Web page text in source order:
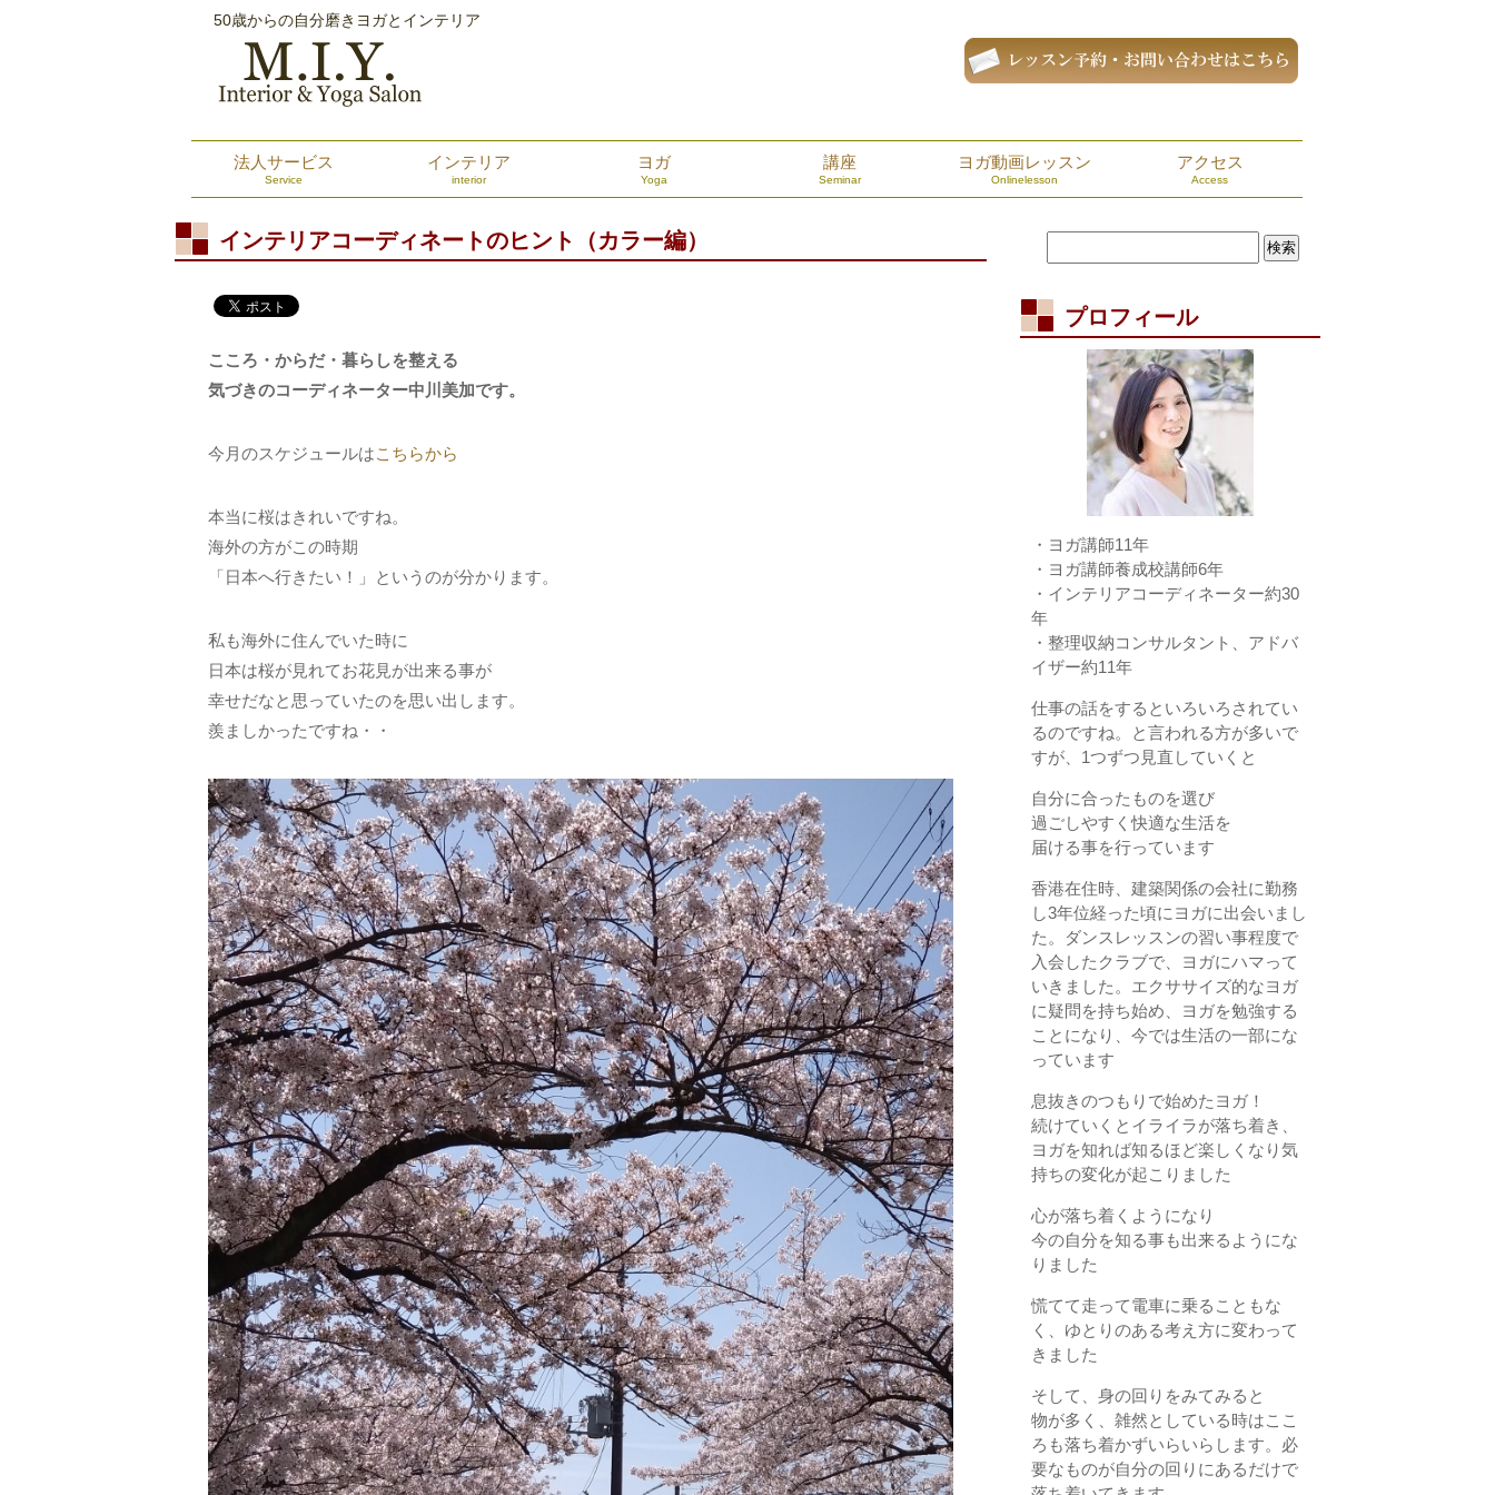
50歳からの自分磨きヨガとインテリア
法人サービス
Service
インテリア
interior
ヨガ
Yoga
講座
Seminar
ヨガ動画レッスン
Onlinelesson
アクセス
Access
インテリアコーディネートのヒント（カラー編）
こころ・からだ・暮らしを整える
気づきのコーディネーター中川美加です。
今月のスケジュールはこちらから
本当に桜はきれいですね。
海外の方がこの時期
「日本へ行きたい！」というのが分かります。
私も海外に住んでいた時に
日本は桜が見れてお花見が出来る事が
幸せだなと思っていたのを思い出します。
羨ましかったですね・・
プロフィール
・ヨガ講師11年
・ヨガ講師養成校講師6年
・インテリアコーディネーター約30
年
・整理収納コンサルタント、アドバ
イザー約11年
仕事の話をするといろいろされてい
るのですね。と言われる方が多いで
すが、1つずつ見直していくと
自分に合ったものを選び
過ごしやすく快適な生活を
届ける事を行っています
香港在住時、建築関係の会社に勤務
し3年位経った頃にヨガに出会いまし
た。ダンスレッスンの習い事程度で
入会したクラブで、ヨガにハマって
いきました。エクササイズ的なヨガ
に疑問を持ち始め、ヨガを勉強する
ことになり、今では生活の一部にな
っています
息抜きのつもりで始めたヨガ！
続けていくとイライラが落ち着き、
ヨガを知れば知るほど楽しくなり気
持ちの変化が起こりました
心が落ち着くようになり
今の自分を知る事も出来るようにな
りました
慌てて走って電車に乗ることもな
く、ゆとりのある考え方に変わって
きました
そして、身の回りをみてみると
物が多く、雑然としている時はここ
ろも落ち着かずいらいらします。必
要なものが自分の回りにあるだけで